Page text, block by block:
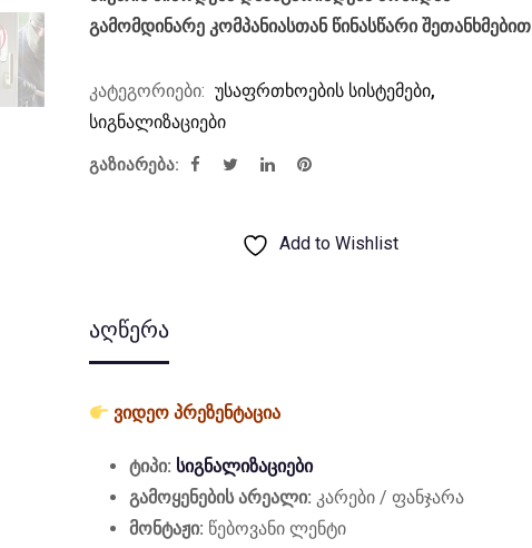
გამომდინარე კომპანიასთან წინასწარი შეთანხმებით
კატეგორიები: უსაფრთხოების სისტემები,
სიგნალიზაციები
გაზიარება:
Add to Wishlist
აღწერა
ვიდეო პრეზენტაცია
ტიპი: სიგნალიზაციები
გამოყენების არეალი: კარები / ფანჯარა
მონტაჟი: წებოვანი ლენტი